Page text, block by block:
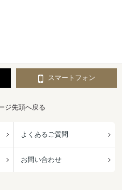
スマートフォン
ジ先頭へ戻る
よくあるご質問
お問い合わせ